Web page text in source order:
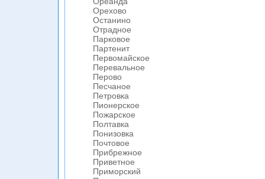
Орехово
Останино
Отрадное
Парковое
Партенит
Первомайское
Перевальное
Перово
Песчаное
Петровка
Пионерское
Пожарское
Полтавка
Понизовка
Почтовое
Прибрежное
Приветное
Приморский